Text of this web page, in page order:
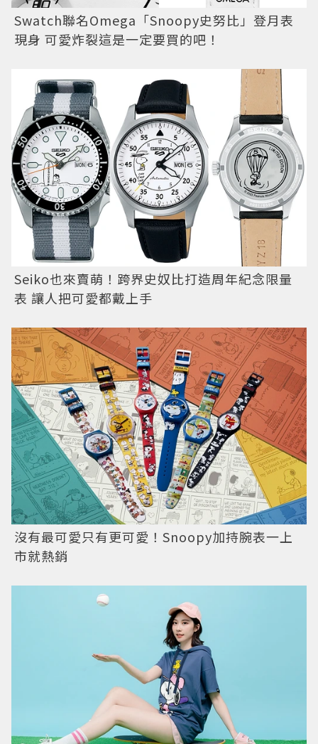
Swatch聯名Omega「Snoopy史努比」登月表
現身 可愛炸裂這是一定要買的吧！
Seiko也來賣萌！跨界史奴比打造周年紀念限量
表 讓人把可愛都戴上手
沒有最可愛只有更可愛！Snoopy加持腕表一上
市就熱銷